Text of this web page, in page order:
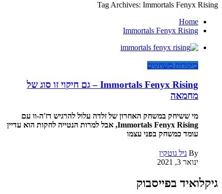
Tag Archives: Immortals Fenyx Rising
Home
Immortals Fenyx Rising
ביקורות משחקים
Immortals Fenyx Rising – גם חיקוי זו סוג של
מחמאה
מי ששיחק במשחק האחרון של זלדה עלול להרגיש דז'ה-וו עם
Immortals Fenyx Rising, אבל למרות הנטייה לחקות הוא עדיין
עומד כמשחק בפני עצמו
By גיל גוטקין
ינואר 3, 2021
גיקלואיד בפייסבוק